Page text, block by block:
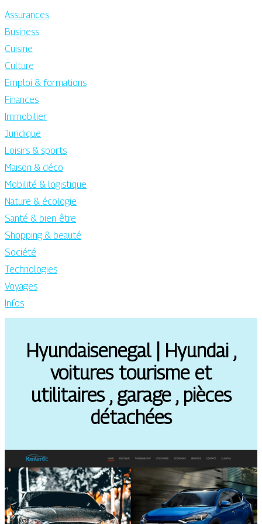
Assurances
Business
Cuisine
Culture
Emploi & formations
Finances
Immobilier
Juridique
Loisirs & sports
Maison & déco
Mobilité & logistique
Nature & écologie
Santé & bien-être
Shopping & beauté
Société
Technologies
Voyages
Infos
Hyundaisenegal | Hyundai ,
voitures tourisme et
utilitaires , garage , pièces
détachées